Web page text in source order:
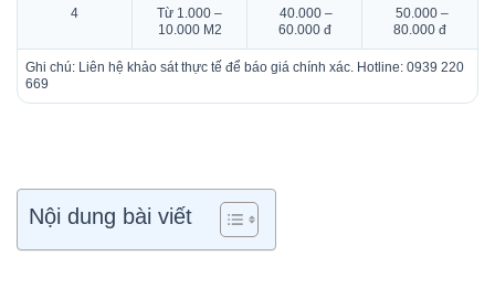
4
Từ 1.000 –
10.000 M2
40.000 –
60.000 đ
50.000 –
80.000 đ
Ghi chú: Liên hệ khảo sát thực tế để báo giá chính xác. Hotline: 0939 220
669
Nội dung bài viết